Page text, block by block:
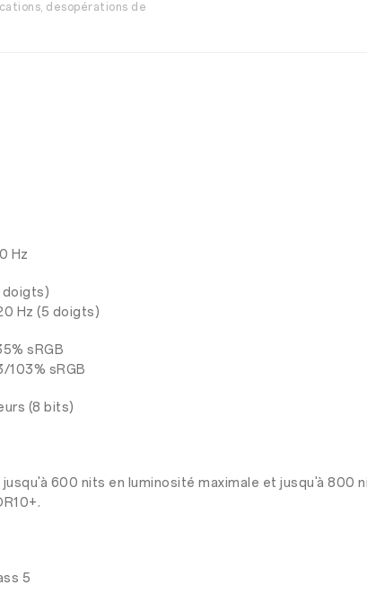
desopérations de
Hz
doigts)
Hz (5 doigts)
sRGB
103% sRGB
(8 bits)
600 nits en luminosité maximale et jusqu'à 800
5